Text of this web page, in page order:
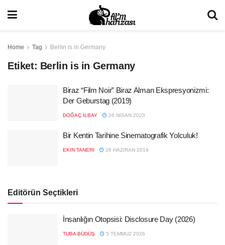
Home Tag Berlin is in Germany
Etiket: Berlin is in Germany
Biraz “Film Noir” Biraz Alman Ekspresyonizmi:
Der Geburstag (2019)
DOĞAÇ İLBAY 26 NISAN 2023
Bir Kentin Tarihine Sinematografik Yolculuk!
EKIN TANERI 26 HAZIRAN 2019
Editörün Seçtikleri
İnsanlığın Otopsisi: Disclosure Day (2026)
TUBA BÜDÜŞ 5 TEMMUZ 2026